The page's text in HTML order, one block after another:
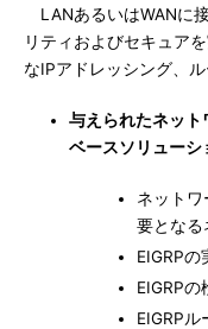
LANあるいはWANに
リティおよびセキュア
なIPアドレッシング、ル
与えられたネット
ベースソリューシ
ネットワ
要となる
EIGRP
EIGRP
EIGRP